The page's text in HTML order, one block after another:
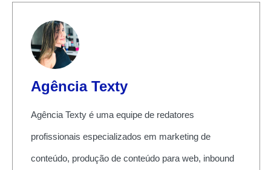
Agência Texty
Agência Texty é uma equipe de redatores
profissionais especializados em marketing de
conteúdo, produção de conteúdo para web, inbound